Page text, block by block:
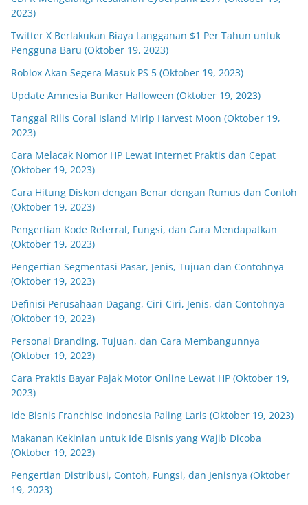
2023)
Twitter X Berlakukan Biaya Langganan $1 Per Tahun untuk
Pengguna Baru (Oktober 19, 2023)
Roblox Akan Segera Masuk PS 5 (Oktober 19, 2023)
Update Amnesia Bunker Halloween (Oktober 19, 2023)
Tanggal Rilis Coral Island Mirip Harvest Moon (Oktober 19,
2023)
Cara Melacak Nomor HP Lewat Internet Praktis dan Cepat
(Oktober 19, 2023)
Cara Hitung Diskon dengan Benar dengan Rumus dan Contoh
(Oktober 19, 2023)
Pengertian Kode Referral, Fungsi, dan Cara Mendapatkan
(Oktober 19, 2023)
Pengertian Segmentasi Pasar, Jenis, Tujuan dan Contohnya
(Oktober 19, 2023)
Definisi Perusahaan Dagang, Ciri-Ciri, Jenis, dan Contohnya
(Oktober 19, 2023)
Personal Branding, Tujuan, dan Cara Membangunnya
(Oktober 19, 2023)
Cara Praktis Bayar Pajak Motor Online Lewat HP (Oktober 19,
2023)
Ide Bisnis Franchise Indonesia Paling Laris (Oktober 19, 2023)
Makanan Kekinian untuk Ide Bisnis yang Wajib Dicoba
(Oktober 19, 2023)
Pengertian Distribusi, Contoh, Fungsi, dan Jenisnya (Oktober
19, 2023)